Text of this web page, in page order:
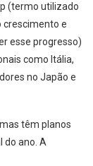
(termo utilizado
crescimento e
esse progresso)
como Itália,
no Japão e
têm planos
do ano. A